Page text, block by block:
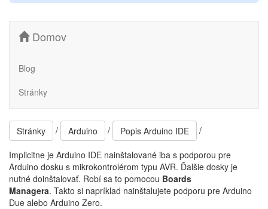
Domov
Blog
Stránky
Stránky / Arduino / Popis Arduino IDE /
Implicitne je Arduino IDE nainštalované iba s podporou pre
Arduino dosku s mikrokontrolérom typu AVR. Ďalšie dosky je
nutné doinštalovať. Robí sa to pomocou Boards
Managera. Takto si napríklad nainštalujete podporu pre Arduino
Due alebo Arduino Zero.